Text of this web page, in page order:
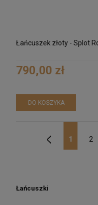
Łańcuszek złoty - Splot
790,00 zł
DO KOSZYKA
1 2
Łańcuszki